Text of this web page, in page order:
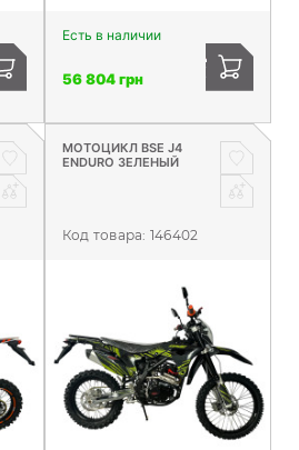
Есть в наличии
56 804 грн
МОТОЦИКЛ BSE J4
ENDURO ЗЕЛЕНЫЙ
Код товара: 146402